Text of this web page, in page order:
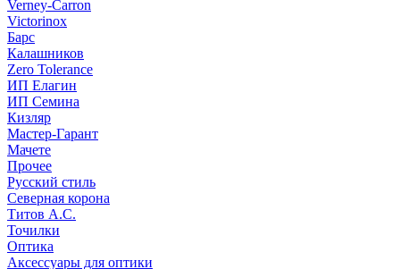
Verney-Carron
Victorinox
Барс
Калашников
Zero Tolerance
ИП Елагин
ИП Семина
Кизляр
Мастер-Гарант
Мачете
Прочее
Русский стиль
Северная корона
Титов А.С.
Точилки
Оптика
Аксессуары для оптики